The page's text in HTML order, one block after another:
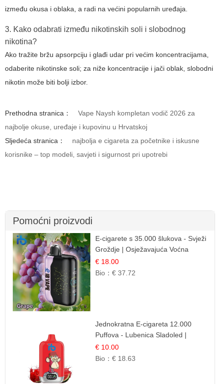
između okusa i oblaka, a radi na većini popularnih uređaja.
3. Kako odabrati između nikotinskih soli i slobodnog
nikotina?
Ako tražite bržu apsorpciju i glađi udar pri većim koncentracijama,
odaberite nikotinske soli; za niže koncentracije i jači oblak, slobodni
nikotin može biti bolji izbor.
Prethodna stranica：
Vape Naysh kompletan vodič 2026 za
najbolje okuse, uređaje i kupovinu u Hrvatskoj
Sljedeća stranica：
najbolja e cigareta za početnike i iskusne
korisnike – top modeli, savjeti i sigurnost pri upotrebi
Pomoćni proizvodi
E-cigarete s 35.000 šlukova - Svježi
Groždje | Osježavajuća Voćna
Aroma
€ 18.00
Bio：€ 37.72
Jednokratna E-cigareta 12.000
Puffova - Lubenica Sladoled |
Ljetna Desertna Aroma
€ 10.00
Bio：€ 18.63